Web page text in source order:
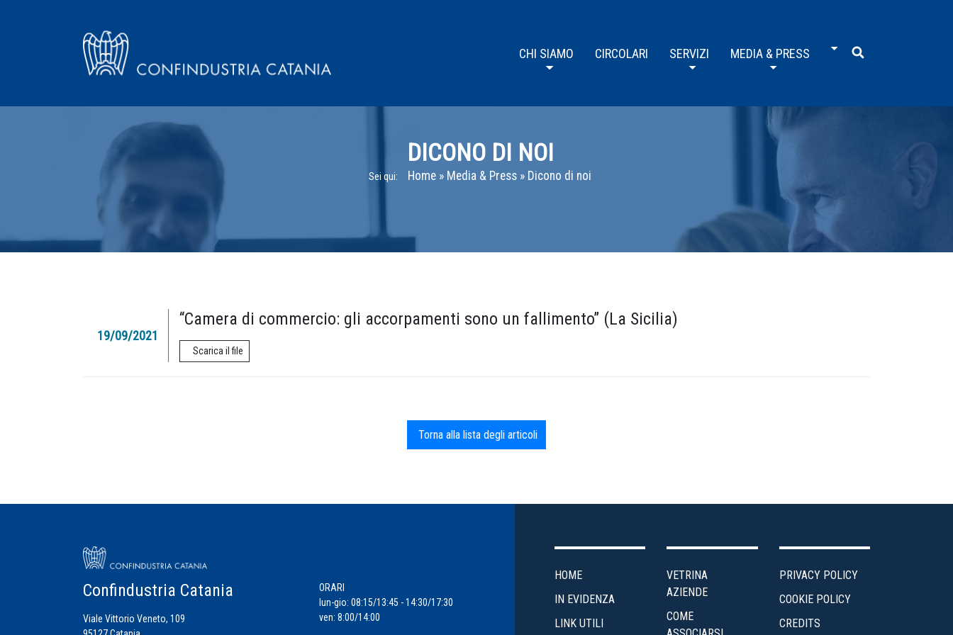
CHI SIAMO CIRCOLARI SERVIZI MEDIA & PRESS
DICONO DI NOI
Sei qui: Home » Media & Press » Dicono di noi
19/09/2021
“Camera di commercio: gli accorpamenti sono un fallimento” (La Sicilia)
Scarica il file
Torna alla lista degli articoli
Confindustria Catania
Viale Vittorio Veneto, 109
ORARI
lun-gio: 08:15/13:45 - 14:30/17:30
ven: 8:00/14:00
HOME
IN EVIDENZA
LINK UTILI
VETRINA
AZIENDE
COME
PRIVACY POLICY
COOKIE POLICY
CREDITS